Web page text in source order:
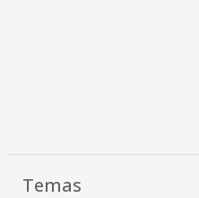
Temas